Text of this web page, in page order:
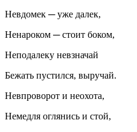
Невдомек ─ уже далек,
Ненароком ─ стоит боком,
Неподалеку невзначай
Бежать пустился, выручай.
Невпроворот и неохота,
Немедля оглянись и стой,